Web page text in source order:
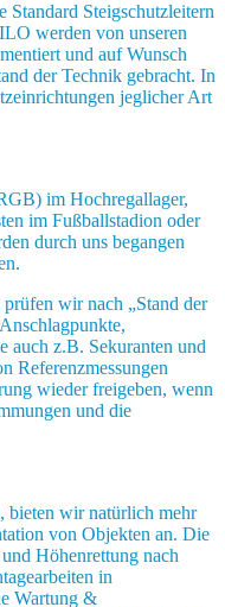
Steigschutzleitern
werden von unseren
und auf Wunsch
der Technik gebracht. In
jeglicher Art
im Hochregallager,
im Fußballstadion oder
durch uns begangen
wir nach „Stand der
auch z.B. Sekuranten und
Referenzmessungen
wieder freigeben, wenn
und die
bieten wir natürlich mehr
von Objekten an. Die
Höhenrettung nach
in
Wartung &